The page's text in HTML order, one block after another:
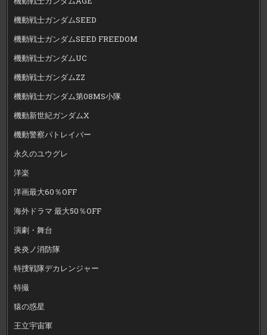
機動戦士ガンダムSEED
機動戦士ガンダムSEED FREEDOM
機動戦士ガンダムUC
機動戦士ガンダムZZ
機動戦士ガンダム第08MS小隊
機動新世紀ガンダムX
機動警察パトレイバー
永久のユウグレ
洋楽
洋画最大60％OFF
海外ドラマ 最大50％OFF
演劇・舞台
炎炎ノ消防隊
特捜戦隊デカレンジャー
特撮
猿の惑星
王立宇宙軍